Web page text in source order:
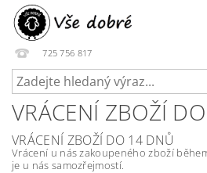
725 756 817
VRÁCENÍ ZBOŽÍ
VRÁCENÍ ZBOŽÍ DO 14 DNŮ
Vrácení u nás zakoupeného zboží
je u nás samozřejmostí.